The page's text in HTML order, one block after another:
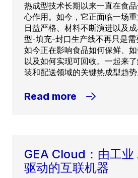
热成型技术长期以来一直在食
心作用。如今，它正面临一场
日益严格、材料不断演进以及
型-填充-封口生产线不再只是
如今正在影响食品如何保鲜、如
以及如何实现可回收。一起来
装和配送领域的关键热成型趋势
Read more
GEA Cloud：由工业
驱动的互联机器